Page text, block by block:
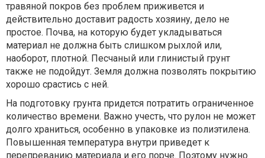
травяной покров без проблем приживется и
действительно доставит радость хозяину, дело не
простое. Почва, на которую будет укладываться
материал не должна быть слишком рыхлой или,
наоборот, плотной. Песчаный или глинистый грунт
также не подойдут. Земля должна позволять покрытию
хорошо срастись с ней.
На подготовку грунта придется потратить ограниченное
количество времени. Важно учесть, что рулон не может
долго храниться, особенно в упаковке из полиэтилена.
Повышенная температура внутри приведет к
перепреванию материала и его порче. Поэтому нужно